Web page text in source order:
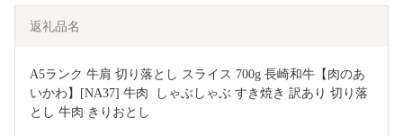
返礼品名
A5ランク 牛肩 切り落とし スライス 700g 長崎和牛【肉のあ
いかわ】[NA37] 牛肉  しゃぶしゃぶ すき焼き 訳あり 切り落
とし 牛肉 きりおとし